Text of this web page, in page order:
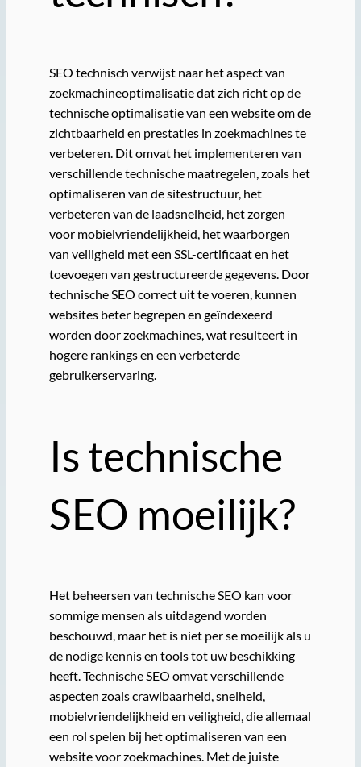
SEO technisch verwijst naar het aspect van
zoekmachineoptimalisatie dat zich richt op de
technische optimalisatie van een website om de
zichtbaarheid en prestaties in zoekmachines te
verbeteren. Dit omvat het implementeren van
verschillende technische maatregelen, zoals het
optimaliseren van de sitestructuur, het
verbeteren van de laadsnelheid, het zorgen
voor mobielvriendelijkheid, het waarborgen
van veiligheid met een SSL-certificaat en het
toevoegen van gestructureerde gegevens. Door
technische SEO correct uit te voeren, kunnen
websites beter begrepen en geïndexeerd
worden door zoekmachines, wat resulteert in
hogere rankings en een verbeterde
gebruikerservaring.
Is technische
SEO moeilijk?
Het beheersen van technische SEO kan voor
sommige mensen als uitdagend worden
beschouwd, maar het is niet per se moeilijk als u
de nodige kennis en tools tot uw beschikking
heeft. Technische SEO omvat verschillende
aspecten zoals crawlbaarheid, snelheid,
mobielvriendelijkheid en veiligheid, die allemaal
een rol spelen bij het optimaliseren van een
website voor zoekmachines. Met de juiste